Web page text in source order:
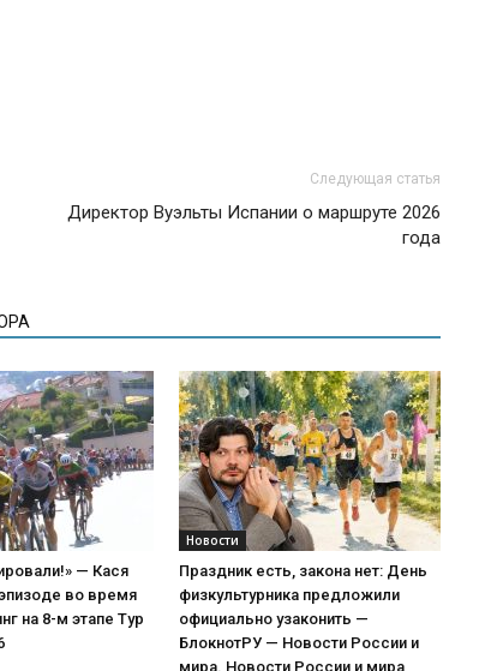
Следующая статья
Директор Вуэльты Испании о маршруте 2026
года
— Кася
во время
на 8-м этапе Тур
Новости
Праздник есть, закона нет: День
физкультурника предложили
официально узаконить —
БлокнотРУ — Новости России и
мира. Новости России и мира